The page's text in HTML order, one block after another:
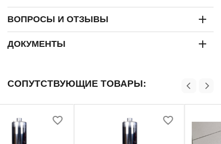
ВОПРОСЫ И ОТЗЫВЫ
ДОКУМЕНТЫ
СОПУТСТВУЮЩИЕ ТОВАРЫ: